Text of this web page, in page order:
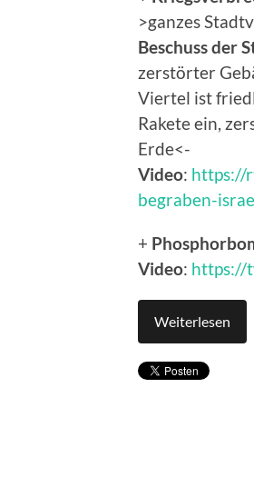
>ganzes
Beschuss der
zerstörter
Viertel ist
Rakete ein,
Erde<-
Video: https://
begraben-
+
Video: https://
Weiterlesen